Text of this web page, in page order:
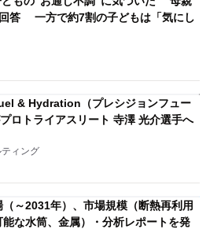
答 一方で約7割の子どもは「気にし
& Hydration（プレシジョンフュー
ロトライアスリート 寺澤 光介選手へ
ィング
～2031年）、市場規模（断熱再利用
な水筒、金属）・分析レポートを発